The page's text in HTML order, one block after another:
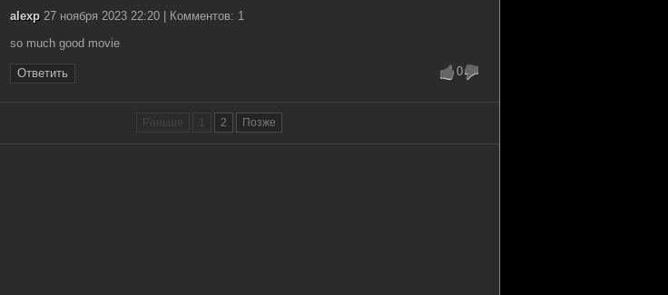
alexp 27 ноября 2023 22:20 | Комментов: 1
so much good movie
Ответить 0
Раньше 2 Позже